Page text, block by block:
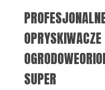
OPRYSKIWACZE
SUPER